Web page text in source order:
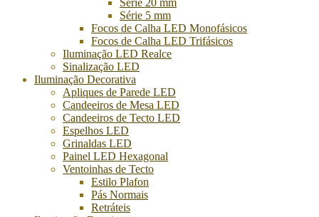
Série 20 mm
Série 5 mm
Focos de Calha LED Monofásicos
Focos de Calha LED Trifásicos
Iluminação LED Realce
Sinalização LED
Iluminação Decorativa
Apliques de Parede LED
Candeeiros de Mesa LED
Candeeiros de Tecto LED
Espelhos LED
Grinaldas LED
Painel LED Hexagonal
Ventoinhas de Tecto
Estilo Plafon
Pás Normais
Retráteis